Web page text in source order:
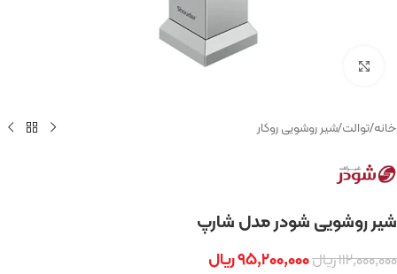
خانه/توالت/شیر روشویی روکار
شیر روشویی شودر مدل شارپ
۱۱۲,۰۰۰,۰۰۰ریال۹۵,۲۰۰,۰۰۰ریال